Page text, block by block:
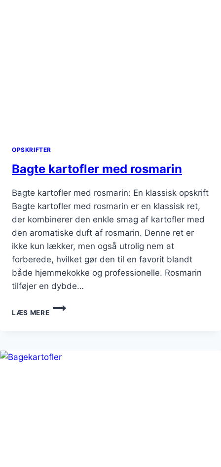
OPSKRIFTER
Bagte kartofler med rosmarin
Bagte kartofler med rosmarin: En klassisk opskrift
Bagte kartofler med rosmarin er en klassisk ret,
der kombinerer den enkle smag af kartofler med
den aromatiske duft af rosmarin. Denne ret er
ikke kun lækker, men også utrolig nem at
forberede, hvilket gør den til en favorit blandt
både hjemmekokke og professionelle. Rosmarin
tilføjer en dybde…
LÆS MERE
BAGTE
KARTOFLER